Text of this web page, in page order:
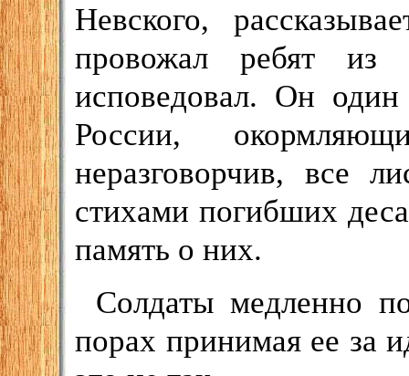
Невского,
провожал ребят из
исповедовал. Он
России,
неразговорчив, все
стихами погибших
память о них.
Солдаты медленно
порах принимая ее за